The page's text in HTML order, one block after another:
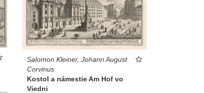
Salomon Kleiner, Johann August
Corvinus
Kostol a námestie Am Hof vo
Viedni